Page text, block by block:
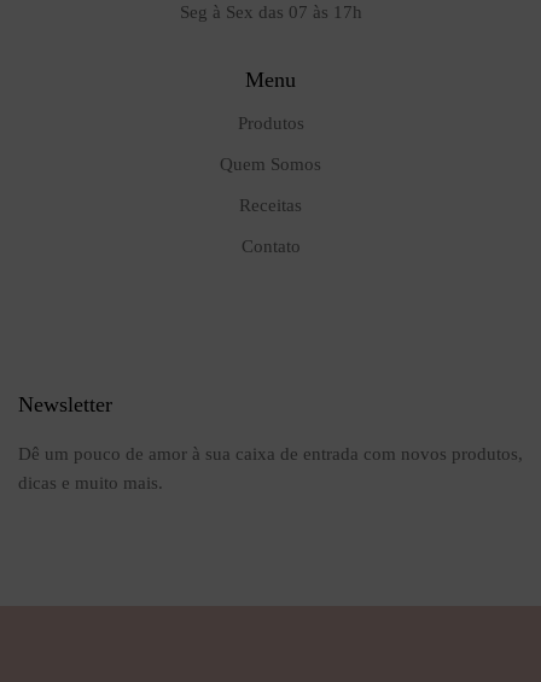
Seg à Sex das 07 às 17h
Menu
Produtos
Quem Somos
Receitas
Contato
Newsletter
Dê um pouco de amor à sua caixa de entrada com novos produtos,
dicas e muito mais.